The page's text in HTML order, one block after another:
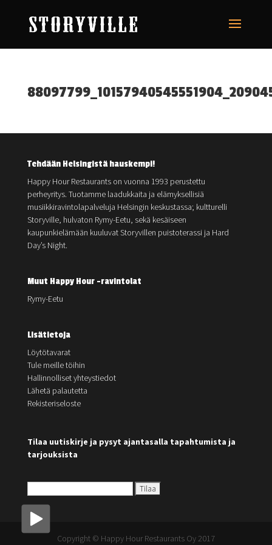
Tehdään Helsingistä hauskempi!
Happy Hour Restaurants on vuonna 1993 perustettu
perheyritys. Tuotamme laadukkaita ja elämyksellisiä
musiikkiravintolapalveluja Helsingin keskustassa; kultturelli
Storyville, hulvaton Rymy-Eetu, sekä kesäiseen
kaupunkielämään kuuluvat Storyvillen puistoterassi ja Hard
Day’s Night.
Muut Happy Hour -ravintolat
Rymy-Eetu
Lisätietoja
Löytötavarat
Tule meille töihin
Hallinnolliset yhteystiedot
Lähetä palautetta
Rekisteriseloste
Tilaa uutiskirje ja pysyt ajantasalla tapahtumista ja
tarjouksista
Copyright © Happy Hour Restaurants Oy 2017